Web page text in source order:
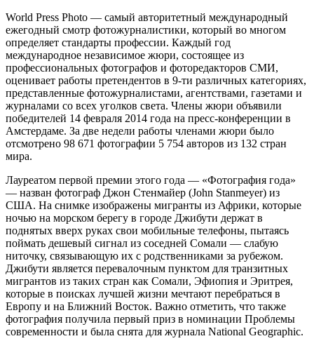
World Press Photo — самый авторитетный международный
ежегодный смотр фотожурналистики, который во многом
определяет стандарты профессии. Каждый год
международное независимое жюри, состоящее из
профессиональных фотографов и фоторедакторов СМИ,
оценивает работы претендентов в 9-ти различных категориях,
представленные фотожурналистами, агентствами, газетами и
журналами со всех уголков света. Члены жюри объявили
победителей 14 февраля 2014 года на пресс-конференции в
Амстердаме. За две недели работы членами жюри было
отсмотрено 98 671 фотографии 5 754 авторов из 132 стран
мира.
Лауреатом первой премии этого года — «Фотография года»
— назван фотограф Джон Стенмайер (John Stanmeyer) из
США. На снимке изображены мигранты из Африки, которые
ночью на морском берегу в городе Джибути держат в
поднятых вверх руках свои мобильные телефоны, пытаясь
поймать дешевый сигнал из соседней Сомали — слабую
ниточку, связывающую их с родственниками за рубежом.
Джибути является перевалочным пунктом для транзитных
мигрантов из таких стран как Сомали, Эфиопия и Эритрея,
которые в поисках лучшей жизни мечтают перебраться в
Европу и на Ближний Восток. Важно отметить, что также
фотография получила первый приз в номинации Проблемы
современности и была снята для журнала National Geographic.